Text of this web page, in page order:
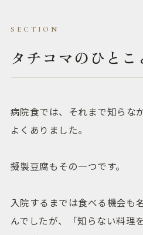
タチコマのひとこ
病院食では、それまで知らな
よくありました。
擬製豆腐もその一つです。
入院するまでは食べる機会も
んでしたが、「知らない料理